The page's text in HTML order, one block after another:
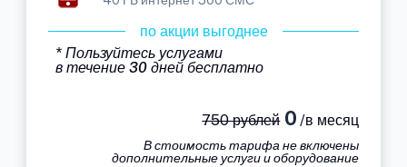
по акции выгоднее
* Пользуйтесь услугами
в течение 30 дней бесплатно
750 рублей0 /в месяц
В стоимость тарифа не включены
дополнительные услуги и оборудование